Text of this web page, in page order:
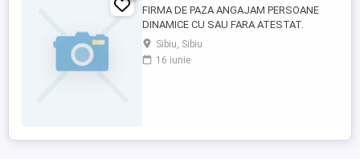
FIRMA DE PAZA ANGAJAM PERSOANE
DINAMICE CU SAU FARA ATESTAT.
OFERIM SI ASTEPTAM SERIOZITATE DIN
PARTEA PERSOANELOR INTERESATE.
SALARIU MOTIVANT PLUS BONURI DE
Sibiu, Sibiu
16 iunie